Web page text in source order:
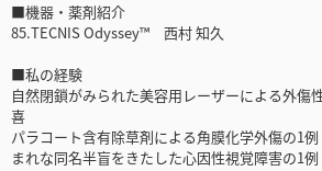
■機器・薬剤紹介
85.TECNIS Odyssey™ 西村 知久
■私の経験
自然閉鎖がみられた美容用レーザーによる外
喜
パラコート含有除草剤による角膜化学外傷の1
まれな同名半盲をきたした心因性視覚障害の1